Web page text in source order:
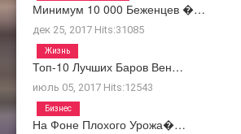
Минимум 10 000 Беженцев �…
дек 25, 2017 Hits:31085
Топ-10 Лучших Баров Вен…
июль 05, 2017 Hits:12543
Жизнь
На Фоне Плохого Урожа�…
Бизнес